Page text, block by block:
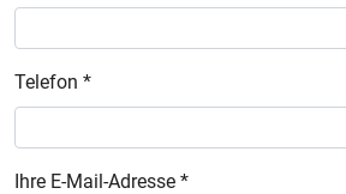
Telefon *
Ihre E-Mail-Adresse *